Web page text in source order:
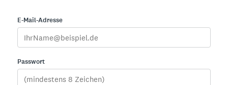
E-Mail-Adresse
Passwort